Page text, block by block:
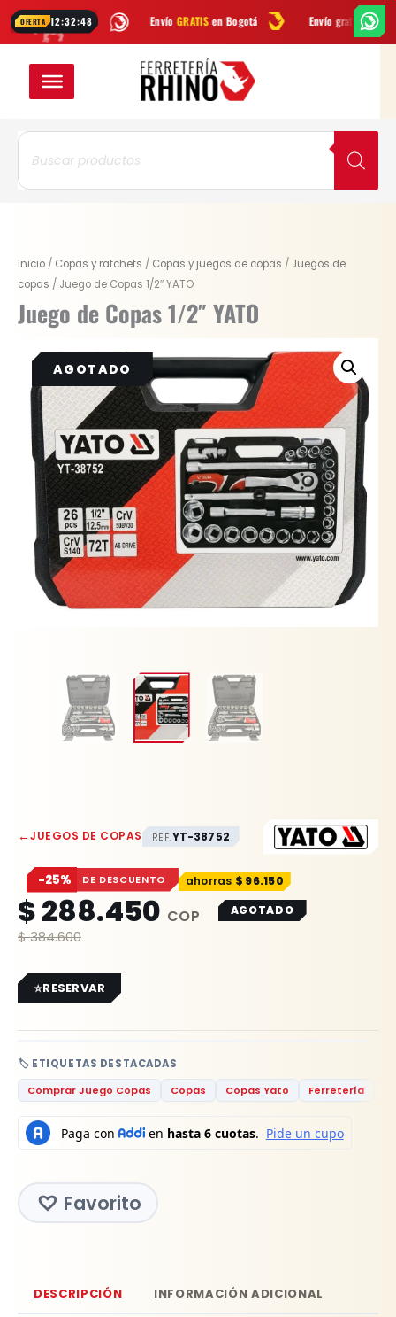
OFERTA 12:32:48 EnvíoGRATISen Bogotá Envío gratis a todo Colombia
contenido
Búsqueda
productos
Inicio / Copas y ratchets / Copas y juegos de copas / Juegos de
copas / Juego de Copas 1/2″ YATO
Juego de Copas 1/2″ YATO
←JUEGOS DE COPAS REF.YT-38752
−25% DE DESCUENTO $ 96.150
$384.600
Original
price
was:
$ 384.600.
$288.450
Current
price
is:
$ 288.450.
AGOTADO
🏷️ ETIQUETAS DESTACADAS
Comprar Juego Copas
Copas Copas Yato Ferretería
RESERVAR
Favorito
DESCRIPCIÓN INFORMACIÓN ADICIONAL